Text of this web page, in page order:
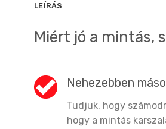
LEÍRÁS
Miért jó a mintás,
Nehezebben
Tudjuk, hogy
hogy a mintás